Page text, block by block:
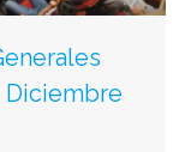
Diciembre